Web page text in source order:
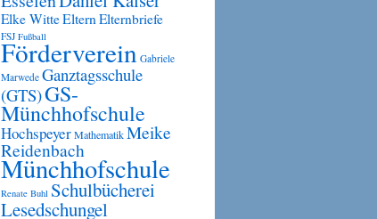
Elke WitteEltern Elternbriefe
FSJ Fußball
Förderverein Gabriele
Marwede Ganztagsschule
(GTS)GS-
Münchhofschule
HochspeyerMathematikMeike
Reidenbach
Münchhofschule
Renate Buhl Schulbücherei
Lesedschungel